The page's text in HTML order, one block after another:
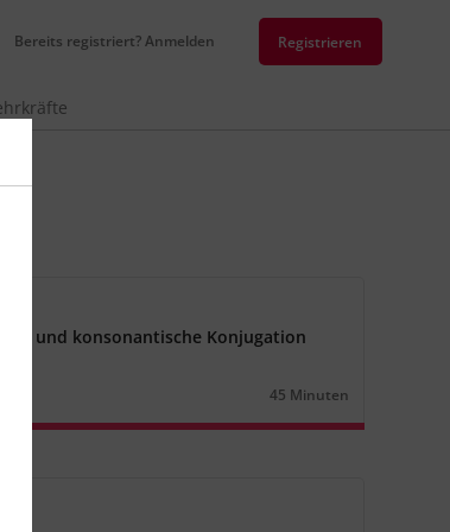
Bereits registriert? Anmelden Registrieren
i- und konsonantische Konjugation
Dauer:
45 Minuten